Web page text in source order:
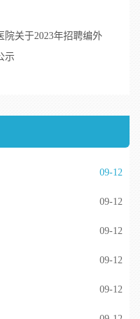
院关于2023年招聘编外
示
09-12
09-12
09-12
09-12
09-12